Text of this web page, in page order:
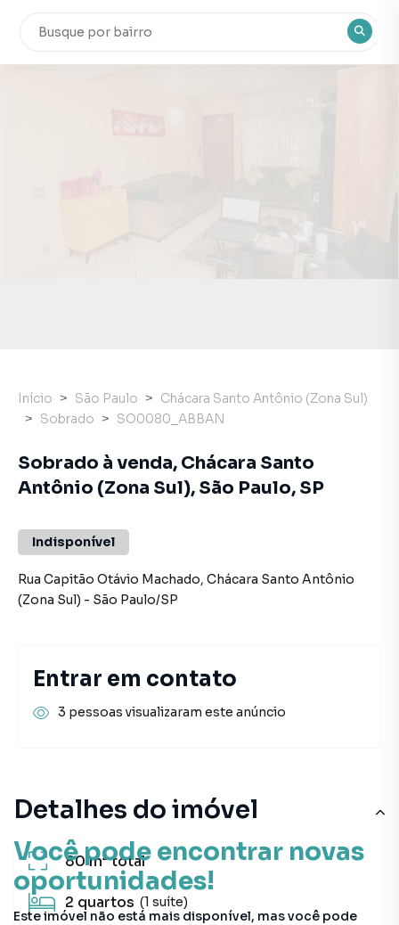
Você pode encontrar novas
oportunidades!
Este imóvel não está mais disponível, mas você pode
Detalhes do imóvel
80 m²total
2 quartos (1 suíte)
Início São Paulo
Chácara Santo Antônio (Zona Sul)
Sobrado
SO0080_ABBAN
Sobrado à venda, Chácara Santo
Antônio (Zona Sul), São Paulo, SP
Indisponível
Rua Capitão Otávio Machado, Chácara Santo Antônio
(Zona Sul) - São Paulo/SP
Entrar em contato
3 pessoas visualizaram este anúncio